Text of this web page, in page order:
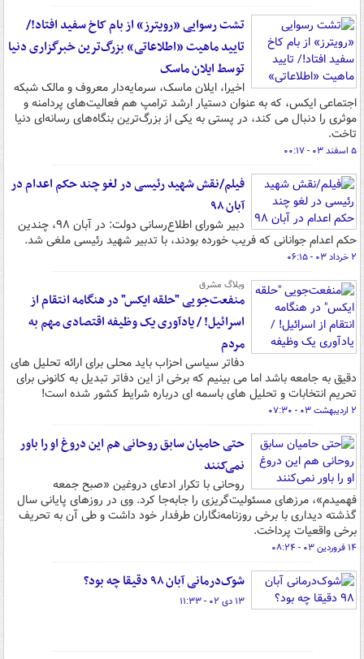
تشت رسوایی «رویترز» از بام کاخ سفید افتاد!/
تایید ماهیت «اطلاعاتی» بزرگ‌ترین خبرگزاری دنیا
توسط ایلان ماسک
اخیرا، ایلان ماسک، سرمایه‌دار معروف و مالک شبکه
اجتماعی ایکس، که به عنوان دستیار ارشد ترامپ هم فعالیت‌های پردامنه و
موثری را دنبال می کند، در پستی به یکی از بزرگ‌ترین بنگاه‌های رسانه‌ای دنیا
تاخت.
۵ اسفند ۰۳ - ۰۰:۱۷
فیلم/نقش شهید رئیسی در لغو چند حکم اعدام در
آبان ۹۸
دبیر شورای اطلاع‌رسانی دولت: در آبان ۹۸، چندین
حکم اعدام جوانانی که فریب خورده بودند، با تدبیر شهید رئیسی ملغی شد.
۲ خرداد ۰۳ - ۰۶:۱۵
وبلاگ مشرق
منفعت‌جویی "حلقه ایکس" در هنگامه انتقام از
اسرائیل! / یادآوری یک وظیفه اقتصادی مهم به
مردم
دفاتر سیاسی احزاب باید محلی برای ارائه تحلیل های
دقیق به جامعه باشد اما می بینیم که برخی از این دفاتر تبدیل به کانونی برای
تحریم انتخابات و تحلیل های باسمه ای درباره شرایط کشور شده است!
۲ اردیبهشت ۰۳ - ۰۷:۳۰
حتی حامیان سابق روحانی هم این دروغ او را باور
نمی‌کنند
روحانی با تکرار ادعای دروغین «صبح جمعه
فهمیدم»، مرزهای مسئولیت‌گریزی را جابه‌جا کرد. وی در روزهای پایانی سال
گذشته دیداری با برخی روزنامه‌نگاران طرفدار خود داشت و طی آن به تحریف
برخی واقعیات پرداخت.
۱۴ فروردین ۰۳ - ۰۸:۲۴
شوک‌درمانی آبان ۹۸ دقیقا چه بود؟
۱۳ دی ۰۲ - ۱۱:۳۳